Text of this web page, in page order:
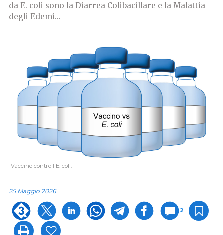
da E. coli sono la Diarrea Colibacillare e la Malattia
degli Edemi...
Vaccino contro l'E. coli.
25 Maggio 2026
2